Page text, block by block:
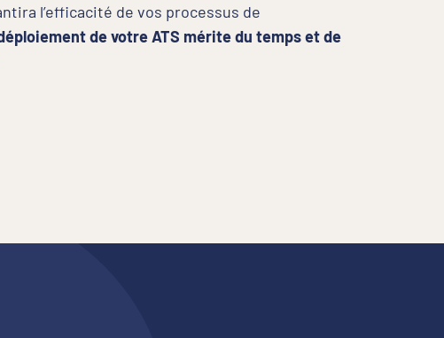
l’efficacité de vos processus de
de votre ATS mérite du temps et de